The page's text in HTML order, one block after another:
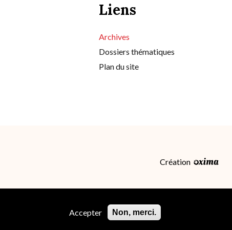
Liens
Archives
Dossiers thématiques
Plan du site
Création
Accepter Non, merci.